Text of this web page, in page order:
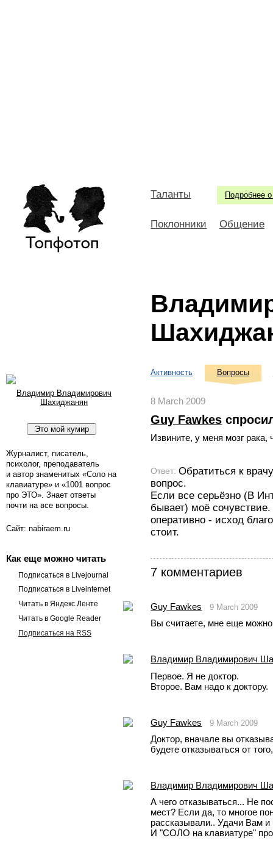
Подробнее о
Таланты
Поклонники Общение
Владимир Владимирович
Шахиджанян
Журналист, писатель,
психолог, преподаватель
и автор знаменитых «Соло на
клавиатуре» и «1001 вопрос
про ЭТО». Знает ответы
почти на все вопросы.
Сайт: nabiraem.ru
Как еще можно читать
Подписаться в Livejournal
Подписаться в Liveinternet
Читать в Яндекс.Ленте
Читать в Google Reader
Подписаться на RSS
Активность Вопросы
8 March 2009
Guy Fawkes
Извините, у меня мозг рака,
Ответ:Обратиться к
вопрос.
Если все серьёзно (В
бывает) моё
оперативно - исход
стоит.
7 комментариев
Guy Fawkes 9 March 2009
Вы считаете, мне еще
Владимир Владимирович
Первое. Я не доктор.
Второе. Вам надо к доктору.
Guy Fawkes 9 March 2009
Доктор, вначале вы
будете отказываться от
Владимир Владимирович
А чего отказываться... Не
мест? Если да, то многое
рассказывали.. Удачи Вам и
И "СОЛО на клавиатуре"